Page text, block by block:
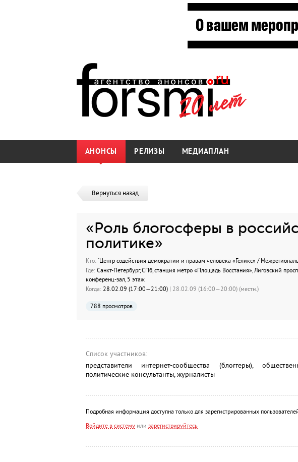
АНОНСЫ РЕЛИЗЫ МЕДИАПЛАН
Вернуться назад
«Роль блогосферы в
политике»
Кто:"Центр содействия демократии и правам человека «Геликс» /
Где:Санкт-Петербург, СПб, станция метро «Площадь Восстания», Лиговский
конференц-зал, 5 этаж
Когда:28.02.09 (17:00—21:00) | 28.02.09 (16:00—20:00) (местн.)
788 просмотров
Список участников:
представители интернет-сообщества (блоггеры),
политические консультанты, журналисты
Подробная информация доступна только для зарегистрированных
Войдите в системуили зарегистрируйтесь